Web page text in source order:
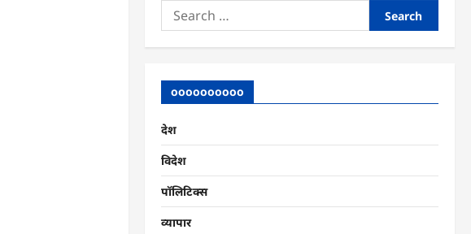
Search
for:
oooooooooo
देश
विदेश
पॉलिटिक्स
व्यापार